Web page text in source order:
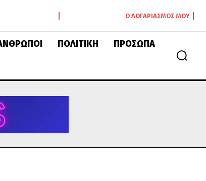
Ο ΛΟΓΑΡΙΑΣΜΌΣ ΜΟΥ
ΠΟΛΙΤΙΚΉ ΠΡΌΣΩΠΑ